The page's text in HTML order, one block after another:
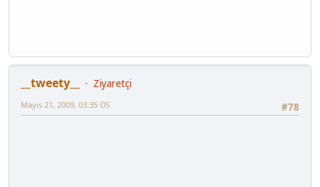
__tweety__
Ziyaretçi
#78
Mayıs 21, 2009, 03:35 ÖS